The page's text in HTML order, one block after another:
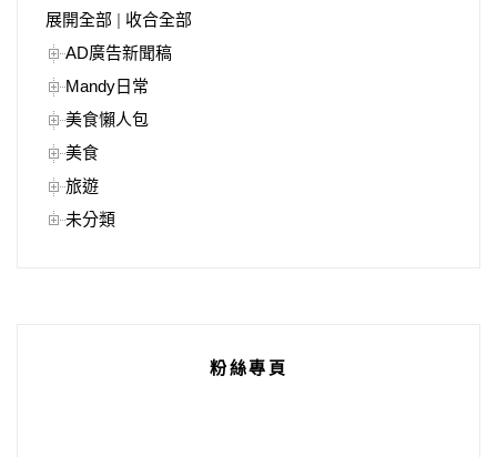
展開全部 | 收合全部
AD廣告新聞稿
Mandy日常
美食懶人包
美食
旅遊
未分類
粉絲專頁